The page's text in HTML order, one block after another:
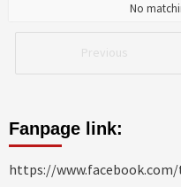
Previous
No
Fanpage link:
https://